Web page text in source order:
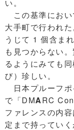
い。
この基準におい
大手町で行われ
うじて 1 個含ま
も見つからない
るようにみても
び）珍しい。
日本プルーフ
で「DMARC
ファレンスの内
定まで持ってい